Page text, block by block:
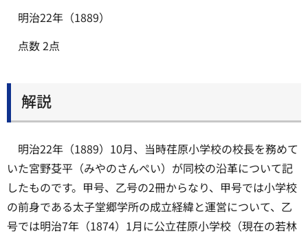
明治22年（1889）
点数 2点
解説
明治22年（1889）10月、当時荏原小学校の校長を務めて
いた宮野芟平（みやのさんぺい）が同校の沿革について記
したものです。甲号、乙号の2冊からなり、甲号では小学校
の前身である太子堂郷学所の成立経緯と運営について、乙
号では明治7年（1874）1月に公立荏原小学校（現在の若林